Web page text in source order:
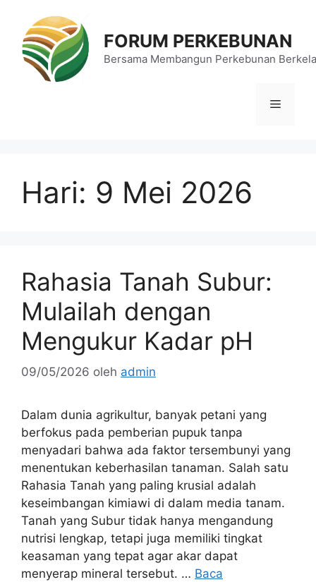
FORUM PERKEBUNAN
Bersama Membangun Perkebunan
Menu
Hari: 9 Mei 2026
Rahasia Tanah Subur:
Mulailah dengan
Mengukur Kadar pH
09/05/2026 oleh admin
Dalam dunia agrikultur, banyak petani yang
berfokus pada pemberian pupuk tanpa
menyadari bahwa ada faktor tersembunyi yang
menentukan keberhasilan tanaman. Salah satu
Rahasia Tanah yang paling krusial adalah
keseimbangan kimiawi di dalam media tanam.
Tanah yang Subur tidak hanya mengandung
nutrisi lengkap, tetapi juga memiliki tingkat
keasaman yang tepat agar akar dapat
menyerap mineral tersebut. … Baca